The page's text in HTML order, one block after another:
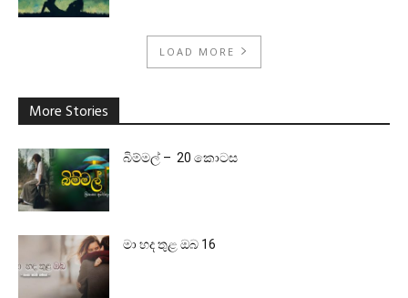
LOAD MORE
More Stories
බිම්මල් – 20 කොටස
මා හද තුළ ඔබ 16